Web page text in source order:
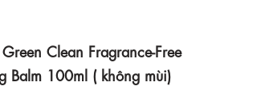
Clean Fragrance-Free
Balm 100ml ( không mùi)